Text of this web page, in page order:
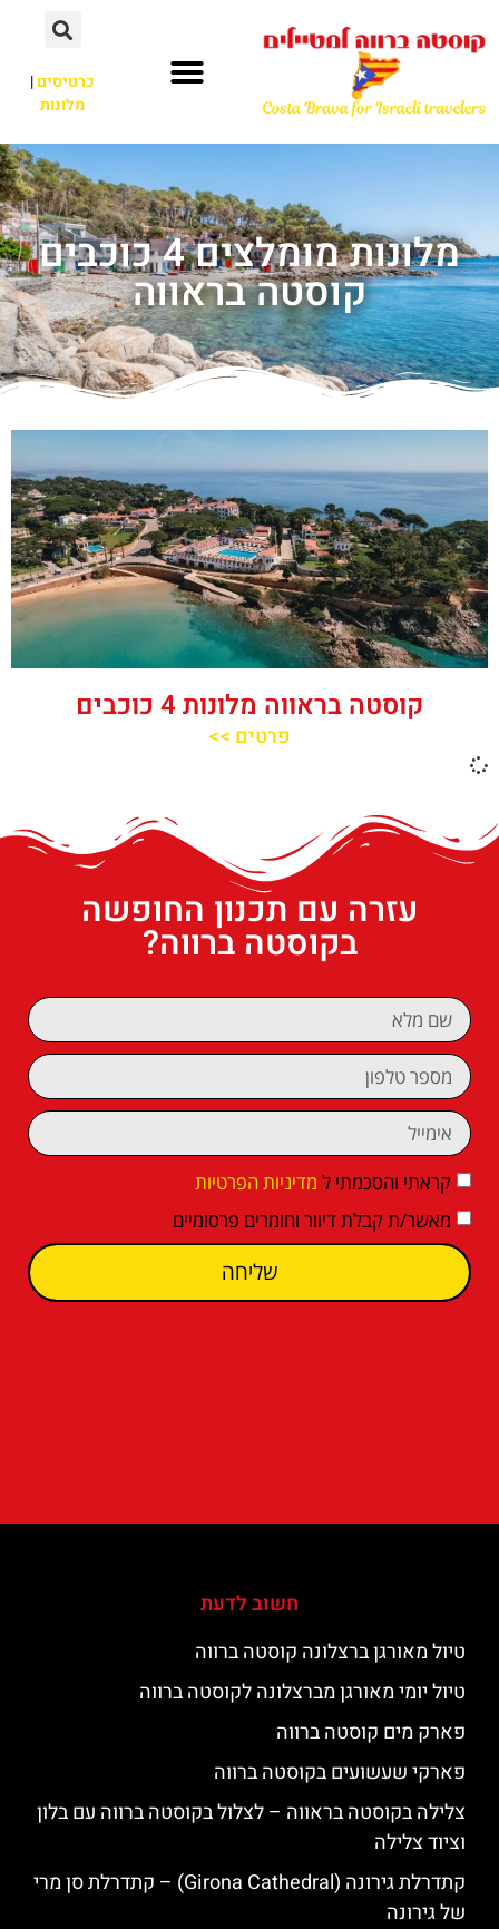
כרטיסים|
מלונות
מלונות מומלצים 4 כוכבים
קוסטה בראווה
קוסטה בראווה מלונות 4 כוכבים
פרטים >>
עזרה עם תכנון החופשה
בקוסטה ברווה?
קראתי והסכמתי ל מדיניות הפרטיות
מאשר/ת קבלת דיוור וחומרים פרסומיים
שליחה
חשוב לדעת
טיול מאורגן ברצלונה קוסטה ברווה
טיול יומי מאורגן מברצלונה לקוסטה ברווה
פארק מים קוסטה ברווה
פארקי שעשועים בקוסטה ברווה
צלילה בקוסטה בראווה – לצלול בקוסטה ברווה עם בלון
וציוד צלילה
קתדרלת גירונה (Girona Cathedral) – קתדרלת סן מרי
של גירונה